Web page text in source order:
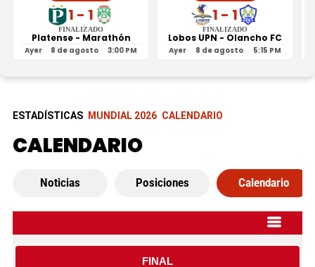
1 - 1
FINALIZADO
Platense - Marathón
Ayer 8 de agosto 3:00 PM
1 - 1
FINALIZADO
Lobos UPN - Olancho FC
Ayer 8 de agosto 5:15 PM
ESTADÍSTICAS MUNDIAL 2026 CALENDARIO
CALENDARIO
Noticias Posiciones Calendario